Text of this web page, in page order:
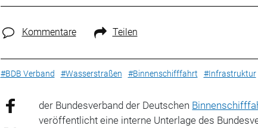
Kommentare Teilen
#BDB Verband #Wasserstraßen #Binnenschifffahrt #Infrastruktur
der Bundesverband der Deutschen
veröffentlicht eine interne Unterlage des